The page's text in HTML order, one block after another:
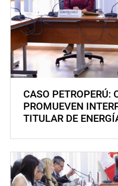
CASO PETROPERÚ:
PROMUEVEN
TITULAR DE